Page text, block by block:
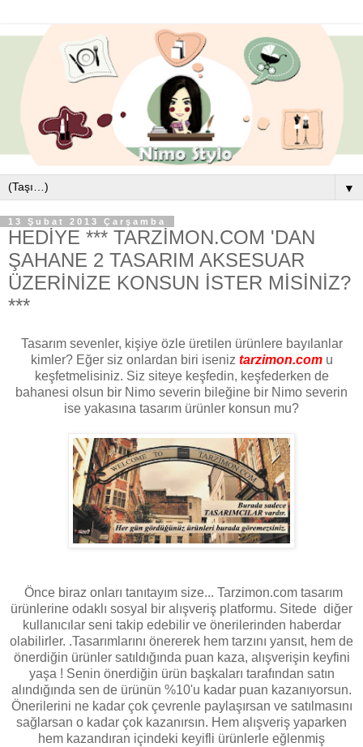
▼
13 Şubat 2013 Çarşamba
HEDİYE *** TARZİMON.COM 'DAN
ŞAHANE 2 TASARIM AKSESUAR
ÜZERİNİZE KONSUN İSTER MİSİNİZ?
***
Tasarım sevenler, kişiye özle üretilen ürünlere bayılanlar
kimler? Eğer siz onlardan biri iseniz tarzimon.comu
keşfetmelisiniz. Siz siteye keşfedin, keşfederken de
bahanesi olsun bir Nimo severin bileğine bir Nimo severin
ise yakasına tasarım ürünler konsun mu?
Önce biraz onları tanıtayım size... Tarzimon.com tasarım
ürünlerine odaklı sosyal bir alışveriş platformu. Sitede diğer
kullanıcılar seni takip edebilir ve önerilerinden haberdar
olabilirler. .Tasarımlarını önererek hem tarzını yansıt, hem de
önerdiğin ürünler satıldığında puan kaza, alışverişin keyfini
yaşa ! Senin önerdiğin ürün başkaları tarafından satın
alındığında sen de ürünün %10'u kadar puan kazanıyorsun.
Önerilerini ne kadar çok çevrenle paylaşırsan ve satılmasını
sağlarsan o kadar çok kazanırsın. Hem alışveriş yaparken
hem kazandıran içindeki keyifli ürünlerle eğlenmiş